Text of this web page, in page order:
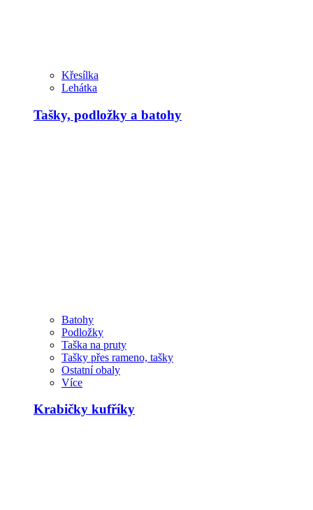
Křesílka
Lehátka
Tašky, podložky a batohy
Batohy
Podložky
Taška na pruty
Tašky přes rameno, tašky
Ostatní obaly
Více
Krabičky kufříky